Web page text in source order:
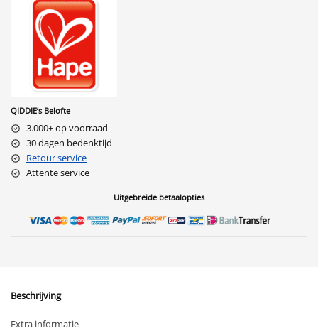
QIDDIE’s Belofte
3.000+ op voorraad
30 dagen bedenktijd
Retour service
Attente service
Uitgebreide betaalopties
Beschrijving
Extra informatie